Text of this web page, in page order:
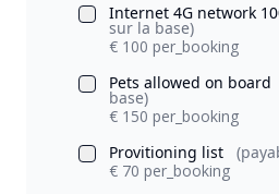
Internet 4G network
sur la base)
€ 100 per_booking
Pets allowed on board
base)
€ 150 per_booking
Provitioning list
€ 70 per_booking